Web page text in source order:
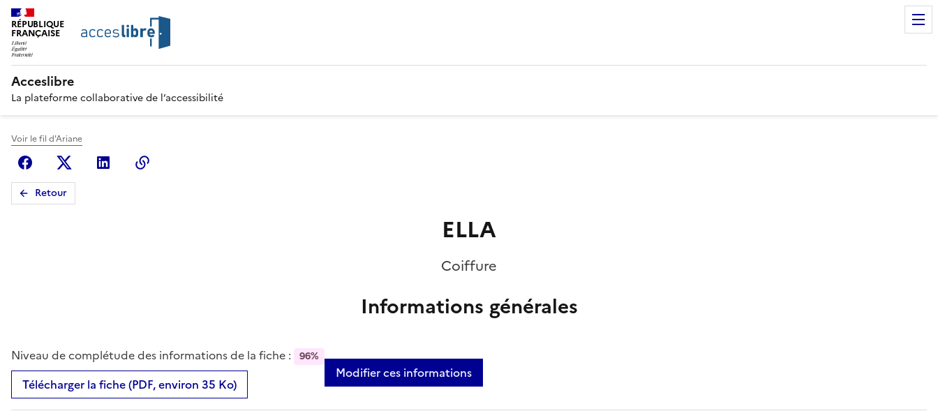
RÉPUBLIQUE
FRANÇAISE
Acceslibre
La plateforme collaborative de l’accessibilité
Voir le fil d'Ariane
FacebookX (anciennement Twitter)
Linkedin
Retour
ELLA
Coiffure
Informations générales
Niveau de complétude des informations de la fiche : 96%
Télécharger la fiche (PDF, environ 35 Ko)
Modifier ces informations